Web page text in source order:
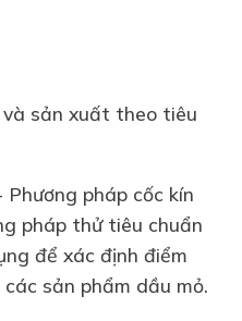
sản xuất theo tiêu
pháp cốc kín
pháp thử tiêu chuẩn
để xác định điểm
sản phẩm dầu mỏ.